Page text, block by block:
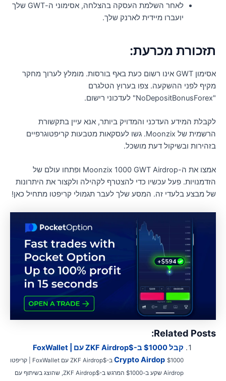
לאחר השלמת העסקה בהצלחה, אסימוני ה-GWT שלך
יועברו מיידית לארנק שלך.
מכרעת:
אסימון GWT אינו רשום כעת באף בורסות. מומלץ לערוך מחקר
לפני ההשקעה. צפו בערוץ הטלגרם
המידע העדכני והמדויק ביותר, אנא עיין בתקשורת
הרשמית של Moonzix. גשו לעסקאות מטבעות קריפטוגרפיים
ובשיקול דעת מושכל.
אמצו את ה-Moonzix 1000 GWT Airdrop ופתחו עולם של
פעל עכשיו כדי להצטרף לקהילה ולקצור את היתרונות
מבצע בלעדי זה. המסע שלך לעבר תגמולי קריפטו מתחיל כאן!
Related
קבל $1000 ב-$ZKF Airdrop עם FoxWallet |
Crypto Airdop
$1000 ב-$ZKF Airdrop עם FoxWallet | קריפטו
Airdrop שקע ב-$1000 המרגש ב-$ZKF Airdrop, שהוצג בשיתוף עם